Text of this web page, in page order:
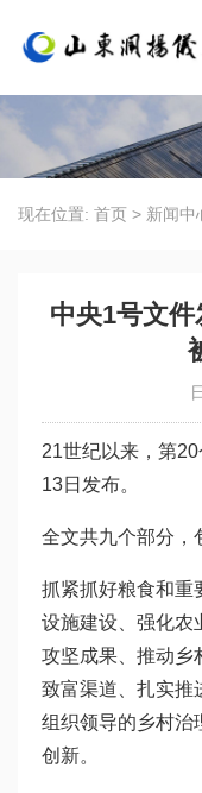
现在位置: 首页 > 新闻中
中央1号文
21世纪以来，第
13日发布。
全文共九个部分，
抓紧抓好粮食和重
设施建设、强化农
攻坚成果、推动乡
致富渠道、扎实推
组织领导的乡村治
创新。